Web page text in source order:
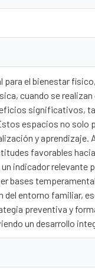
el bienestar
cuando se realizan
significativos,
espacios no solo
y aprendizaje.
favorables
indicador relevante
bases
del entorno familiar,
preventiva y
un desarrollo